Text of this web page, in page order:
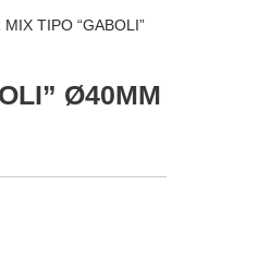
TIPO “GABOLI”
Ø40MM